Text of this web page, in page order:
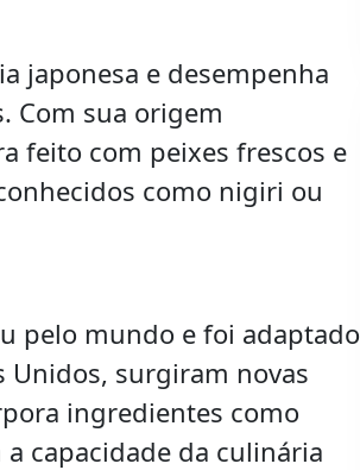
japonesa e desempenha
Com sua origem
feito com peixes frescos e
como nigiri ou
pelo mundo e foi adaptado
Unidos, surgiram novas
ingredientes como
a capacidade da culinária